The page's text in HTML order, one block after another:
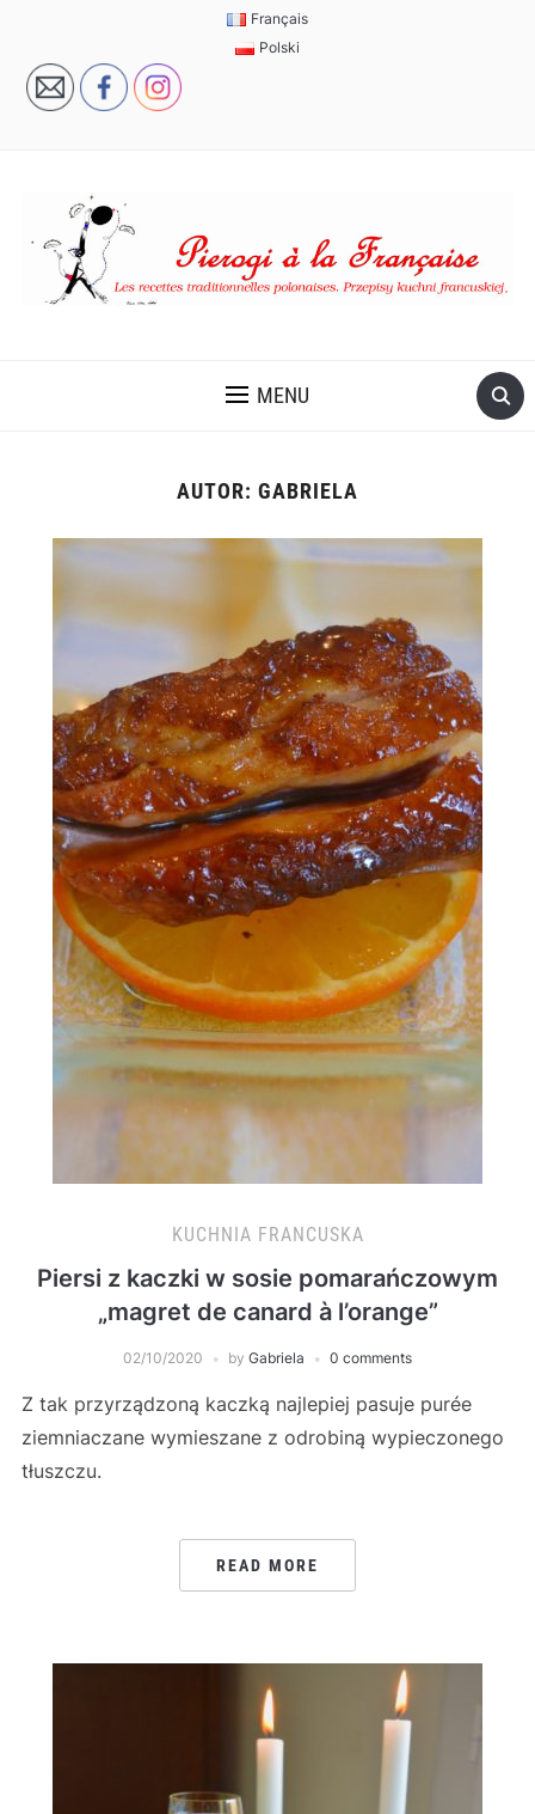
Français
Polski
MENU
AUTOR: GABRIELA
KUCHNIA FRANCUSKA
Piersi z kaczki w sosie pomarańczowym
„magret de canard à l’orange”
02/10/2020 by Gabriela 0 comments
Z tak przyrządzoną kaczką najlepiej pasuje purée
ziemniaczane wymieszane z odrobiną wypieczonego
tłuszczu.
READ MORE